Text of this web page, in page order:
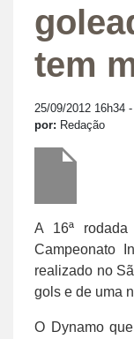
tem
25/09/2012 16h34
por: Redação
A 16ª
Campeonato
realizado no
gols e de uma
O Dynamo